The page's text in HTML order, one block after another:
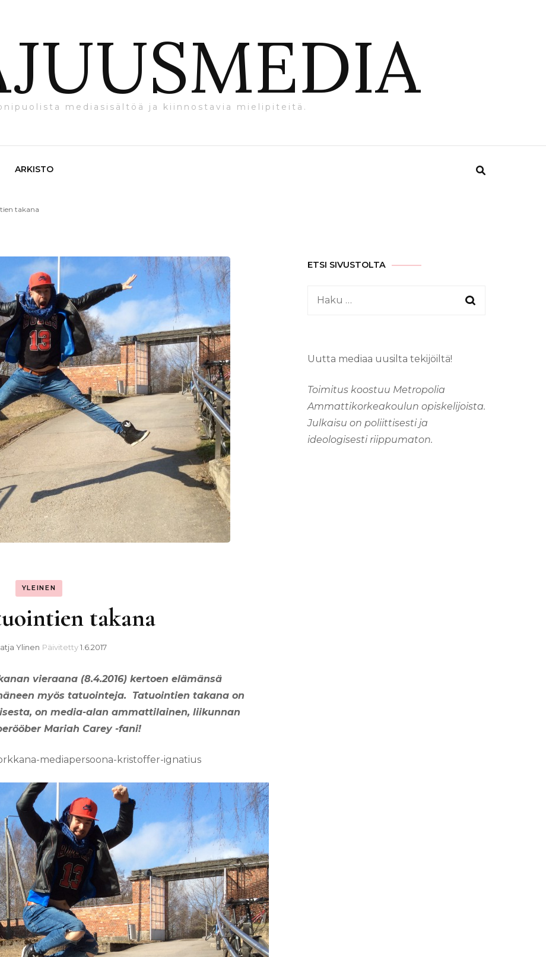
mediasisältöä ja kiinnostavia mielipiteitä.
ARKISTO
takana
YLEINEN
takana
Ylinen Päivitetty1.6.2017
vieraana (8.4.2016) kertoen elämänsä
myös tatuointeja. Tatuointien takana on
on media-alan ammattilainen, liikunnan
Mariah Carey -fani!
mediapersoona-kristoffer-ignatius
ETSI SIVUSTOLTA
Haku:
Uutta mediaa uusilta tekijöiltä!
Toimitus koostuu Metropolia
Ammattikorkeakoulun opiskelijoista.
Julkaisu on poliittisesti ja
ideologisesti riippumaton.